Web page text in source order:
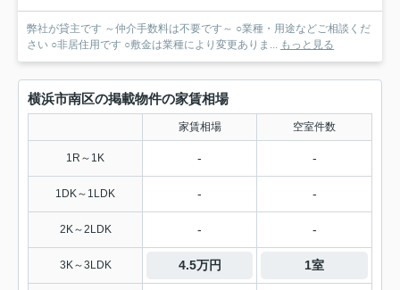
弊社が貸主です ～仲介手数料は不要です～ ○業種・用途などご相談くだ
さい ○非居住用です ○敷金は業種により変更ありま... もっと見る
横浜市南区の掲載物件の家賃相場
家賃相場 空室件数
1R～1K - -
1DK～1LDK - -
2K～2LDK - -
3K～3LDK 4.5万円 1室